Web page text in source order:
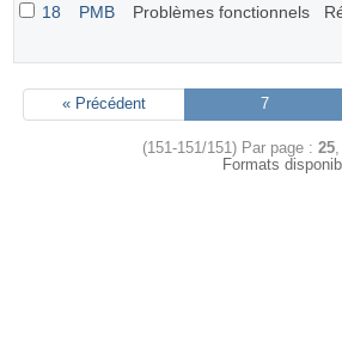
18
PMB Problèmes fonctionnels
« Précédent 7
(151-151/151) Par page : 25,
Formats